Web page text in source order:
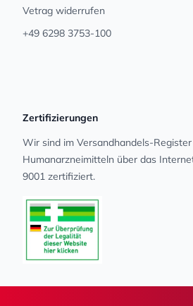
Vetrag widerrufen
+49 6298 3753-100
Zertifizierungen
Wir sind im Versandhandels-
Human­arz­nei­mit­teln über das
9001 zertifiziert.